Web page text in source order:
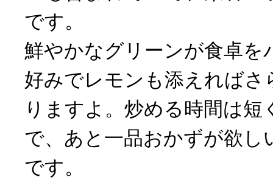
です。
鮮やかなグリーンが食卓を
好みでレモンも添えればさ
りますよ。炒める時間は
で、あと一品おかずが欲し
です。